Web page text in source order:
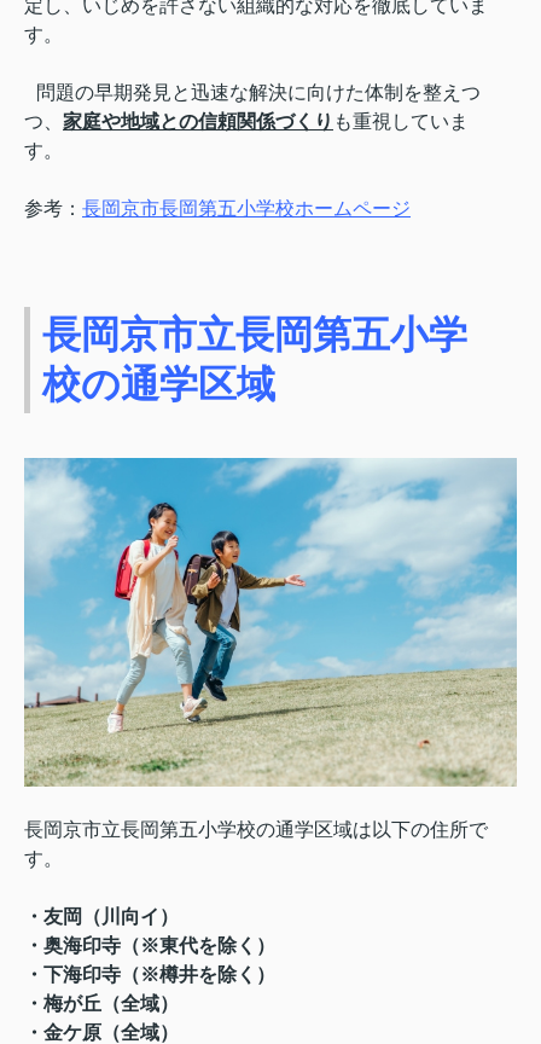
定し、いじめを許さない組織的な対応を徹底していま
す。
問題の早期発見と迅速な解決に向けた体制を整えつ
つ、 家庭や地域との信頼関係づくり も重視していま
す。
参考： 長岡京市長岡第五小学校ホームページ
長岡京市立長岡第五小学
校の通学区域
長岡京市立長岡第五小学校の通学区域は以下の住所で
す。
・友岡（川向イ）
・奥海印寺（※東代を除く）
・下海印寺（※樽井を除く）
・梅が丘（全域）
・金ケ原（全域）